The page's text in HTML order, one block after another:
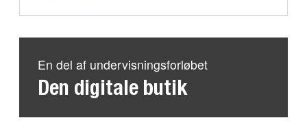
En del af undervisningsforløbet
Den digitale butik